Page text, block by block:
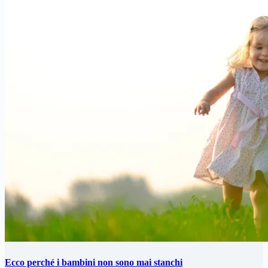
Ecco perché i bambini non sono mai stanchi